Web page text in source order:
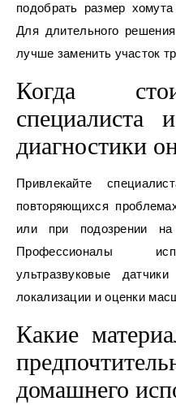
подобрать размер
Для длительного
лучше заменить участок
Когда
специалиста
диагностики
Привлекайте
повторяющихся
или при подозрении на
Профессионалы
ультразвуковые
локализации и оценки
Какие
домашнего